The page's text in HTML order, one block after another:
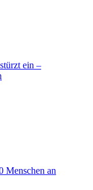
ein –
Menschen an